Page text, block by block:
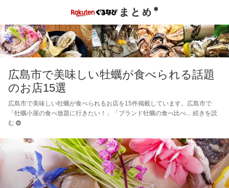
広島市で美味しい牡蠣が食べられる話題
のお店15選
広島市で美味しい牡蠣が食べられるお店を15件掲載しています。広島市で
「牡蠣小屋の食べ放題に行きたい！」「ブランド牡蠣の食べ比べ
続きを読
む